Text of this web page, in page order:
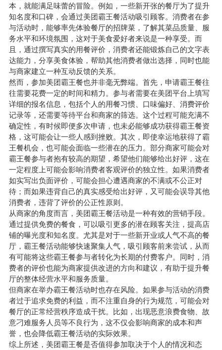
本，就能满足味蕾的冒险。例如，一些新开张的餐厅为了提升
知名度和口碑，会通过美团霸王餐活动吸引顾客。消费者在参
与活动时，能够率先体验餐厅的招牌菜，了解其菜品质量、服
务水平和环境氛围，这对于美食爱好者来说是一种享受。而
且，通过撰写真实的用餐评价，消费者还能锻炼自己的文字表
达能力，分享美食体验，帮助其他消费者做出选择，同时也能
与商家建立一种互动反馈的关系。
然而，参加美团霸王餐也并非毫无弊端。首先，申请霸王餐往
往需要花费一定的时间和精力。参与者需要在美团平台上填写
详细的报名信息，包括个人的用餐习惯、口味偏好、消费评价
记录等，还需要等待平台和商家的筛选。这个过程可能充满不
确定性，有时候即便多次申请，也未必能够成功获得霸王餐资
格，这可能会让一些人感到挫败。其次，即使幸运地获得了霸
王餐机会，也可能会面临一些潜在的压力。部分商家可能会对
霸王餐参与者抱有较高的期望，希望他们能够给出好评，这在
一定程度上可能会影响消费者客观评价的独立性。如果消费者
如实写出负面评价，可能会担心遭遇商家的不满或不公正对
待；而如果违背自己的真实感受给出好评，又可能会误导其他
消费者，违背了评价的公正性原则。
从商家的角度而言，美团霸王餐活动是一种有效的营销手段。
通过提供免费的餐食，可以吸引更多的潜在顾客关注，提高店
铺的曝光度和知名度。尤其是对于一些新开业或人气不高的餐
厅，霸王餐活动能够快速聚集人气，吸引顾客前来尝试，从而
有可能将这些霸王餐参与者转化为长期的付费客户。同时，消
费者的评价也能为商家提供改进的方向和建议，有助于提升餐
厅的整体经营水平和服务质量。
但商家在举办霸王餐活动时也存在风险。如果参与活动的消费
者过于追求免费的利益，而不注重自身的行为规范，可能会对
餐厅的正常经营秩序造成干扰。比如，出现恶意浪费食物、故
意刁难服务人员等不良行为，这不仅会影响商家的成本和声
誉，也会降低霸王餐活动的实际效果。
综上所述，美团霸王餐是否值得参加取决于个人的情况和态